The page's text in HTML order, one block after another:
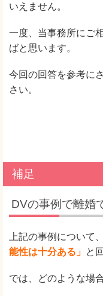
いえません。
一度、当事務所にご
ばと思います。
今回の回答を参考に
さい。
補足
DVの事例で離婚
上記の事例について、
能性は十分ある」 と
では、どのような場